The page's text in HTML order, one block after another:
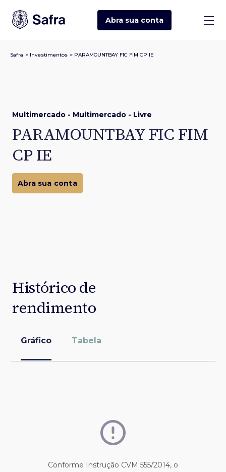
Abra sua conta
Safra > Investimentos > PARAMOUNTBAY FIC FIM CP IE
Multimercado - Multimercado - Livre
PARAMOUNTBAY FIC FIM
CP IE
Abra sua conta
Histórico de
rendimento
Gráfico Tabela
Conforme Instrução CVM 555/2014, o